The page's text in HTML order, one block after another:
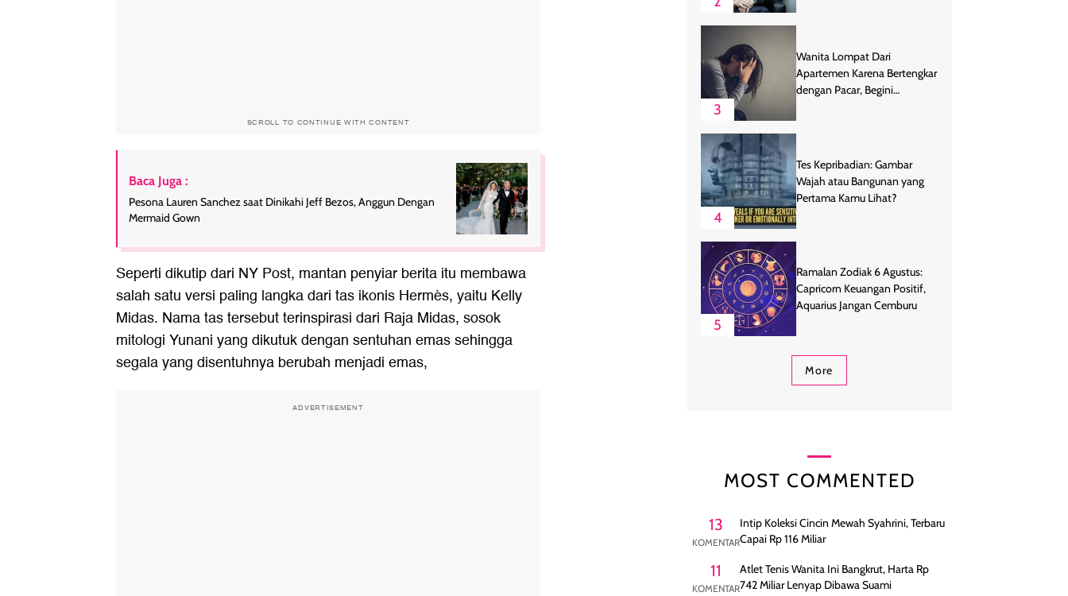
SCROLL TO CONTINUE WITH CONTENT
Baca Juga :
Pesona Lauren Sanchez saat Dinikahi Jeff Bezos, Anggun Dengan
Mermaid Gown
Seperti dikutip dari NY Post, mantan penyiar berita itu membawa
salah satu versi paling langka dari tas ikonis Hermès, yaitu Kelly
Midas. Nama tas tersebut terinspirasi dari Raja Midas, sosok
mitologi Yunani yang dikutuk dengan sentuhan emas sehingga
segala yang disentuhnya berubah menjadi emas,
ADVERTISEMENT
3
Wanita Lompat Dari
Apartemen Karena Bertengkar
dengan Pacar, Begini
4
Tes Kepribadian: Gambar
Wajah atau Bangunan yang
Pertama Kamu Lihat?
5
Ramalan Zodiak 6 Agustus:
Capricorn Keuangan Positif,
Aquarius Jangan Cemburu
More
MOST COMMENTED
13
KOMENTAR
Intip Koleksi Cincin Mewah Syahrini, Terbaru
Capai Rp 116 Miliar
11
KOMENTAR
Atlet Tenis Wanita Ini Bangkrut, Harta Rp
742 Miliar Lenyap Dibawa Suami